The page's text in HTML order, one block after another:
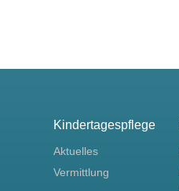
Kindertagespflege
Aktuelles
Vermittlung